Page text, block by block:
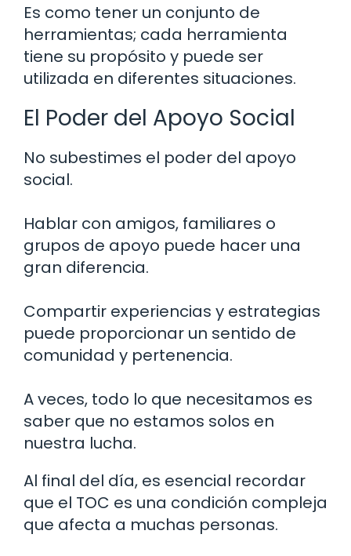
Es como tener un conjunto de
herramientas; cada herramienta
tiene su propósito y puede ser
utilizada en diferentes situaciones.
El Poder del Apoyo Social
No subestimes el poder del apoyo
social.
Hablar con amigos, familiares o
grupos de apoyo puede hacer una
gran diferencia.
Compartir experiencias y estrategias
puede proporcionar un sentido de
comunidad y pertenencia.
A veces, todo lo que necesitamos es
saber que no estamos solos en
nuestra lucha.
Al final del día, es esencial recordar
que el TOC es una condición compleja
que afecta a muchas personas.